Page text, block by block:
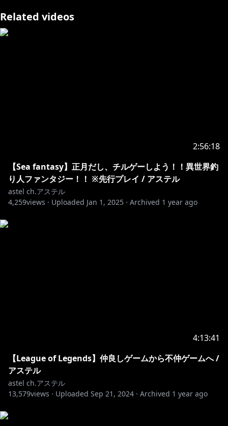
フルーティデザイン：いぬふじ先生@dogfuji15
アレコスデザイン：ヨシヤ先生@ina_ba_ya
ユークデザイン : ショースケ先生 @shosuke0716
クノールデザイン:トナミカンジ先生@tonamikanji
/アステル全般 ♯アステルレダ
/配信タグ ♯アステルレポート
/ファンアートタグ ♯アステル絵ダ
/ファンネーム ♯アステラー
Related videos
2:56:18
【Sea fantasy】正月だし、チルゲーしよう！！異世界釣
り人ファンタジー！！ ※先行プレイ / アステル
astel ch.アステル
4,259views · Uploaded Jan 1, 2025 · Archived 1 year ago
4:13:41
【League of Legends】仲良しゲームから不仲ゲームへ /
アステル
astel ch.アステル
13,579views · Uploaded Sep 21, 2024 · Archived 1 year ago